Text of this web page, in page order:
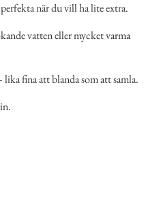
när du vill ha lite extra.
vatten eller mycket varma
fina att blanda som att samla.